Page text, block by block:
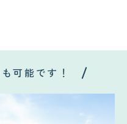
メンテナンスで起きた出来事
可能です！